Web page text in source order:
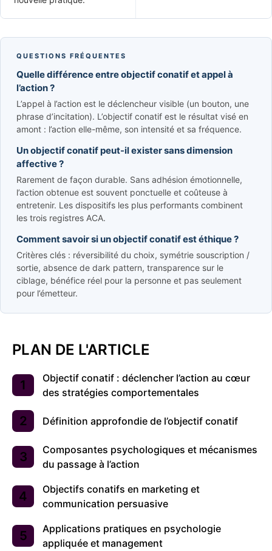
QUESTIONS FRÉQUENTES
Quelle différence entre objectif conatif et appel à
l’action ?
L’appel à l’action est le déclencheur visible (un bouton, une
phrase d’incitation). L’objectif conatif est le résultat visé en
amont : l’action elle-même, son intensité et sa fréquence.
Un objectif conatif peut-il exister sans dimension
affective ?
Rarement de façon durable. Sans adhésion émotionnelle,
l’action obtenue est souvent ponctuelle et coûteuse à
entretenir. Les dispositifs les plus performants combinent
les trois registres ACA.
Comment savoir si un objectif conatif est éthique ?
Critères clés : réversibilité du choix, symétrie souscription /
sortie, absence de dark pattern, transparence sur le
ciblage, bénéfice réel pour la personne et pas seulement
pour l’émetteur.
PLAN DE L'ARTICLE
Objectif conatif : déclencher l’action au cœur
des stratégies comportementales
Définition approfondie de l’objectif conatif
Composantes psychologiques et mécanismes
du passage à l’action
Objectifs conatifs en marketing et
communication persuasive
Applications pratiques en psychologie
appliquée et management